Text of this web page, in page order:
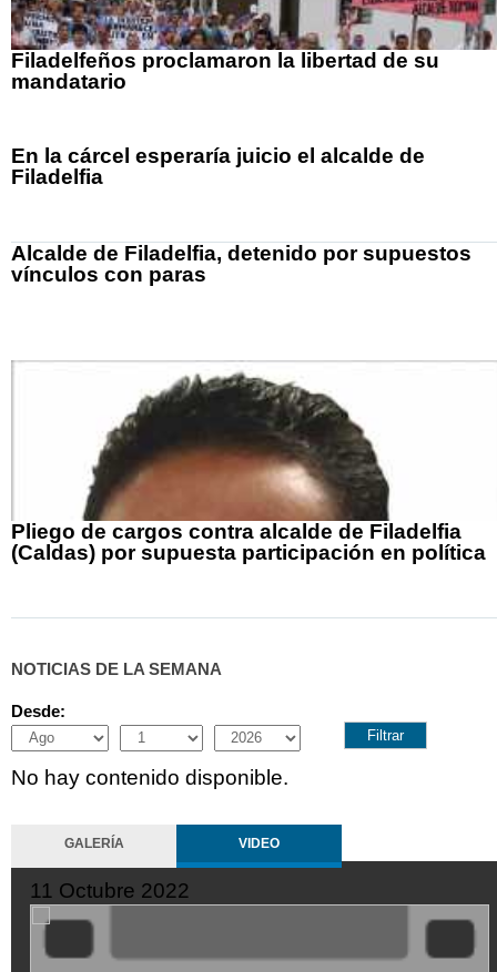
Filadelfeños proclamaron la libertad de su
mandatario
En la cárcel esperaría juicio el alcalde de
Filadelfia
Alcalde de Filadelfia, detenido por supuestos
vínculos con paras
Pliego de cargos contra alcalde de Filadelfia
(Caldas) por supuesta participación en política
NOTICIAS DE LA SEMANA
Desde:
Month
Day Year
No hay contenido disponible.
GALERÍA VIDEO
11 Octubre 2022
SeQiPrxjl-